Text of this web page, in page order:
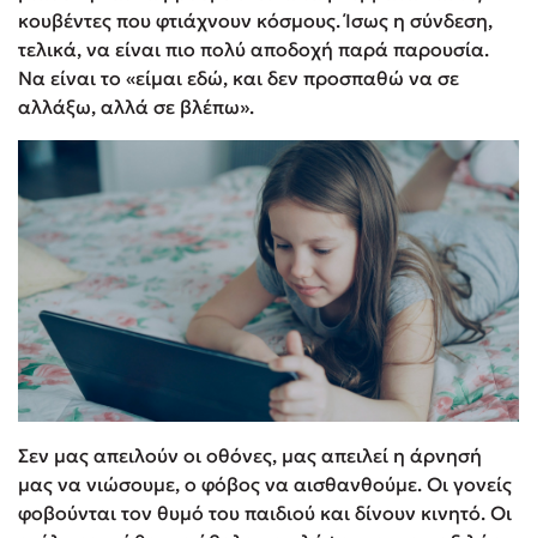
κουβέντες που φτιάχνουν κόσμους. Ίσως η σύνδεση,
τελικά, να είναι πιο πολύ αποδοχή παρά παρουσία.
Να είναι το «είμαι εδώ, και δεν προσπαθώ να σε
αλλάξω, αλλά σε βλέπω».
Σεν μας απειλούν οι οθόνες, μας απειλεί η άρνησή
μας να νιώσουμε, ο φόβος να αισθανθούμε. Οι γονείς
φοβούνται τον θυμό του παιδιού και δίνουν κινητό. Οι